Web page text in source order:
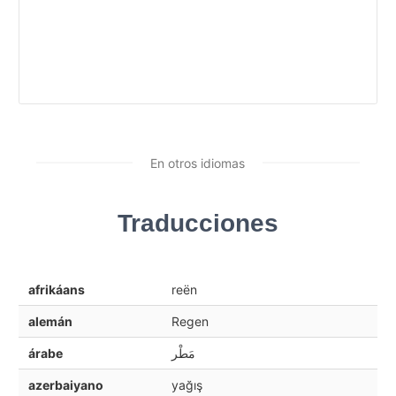
En otros idiomas
Traducciones
afrikáans reën
alemán Regen
árabe مَطْر
azerbaiyano yağış